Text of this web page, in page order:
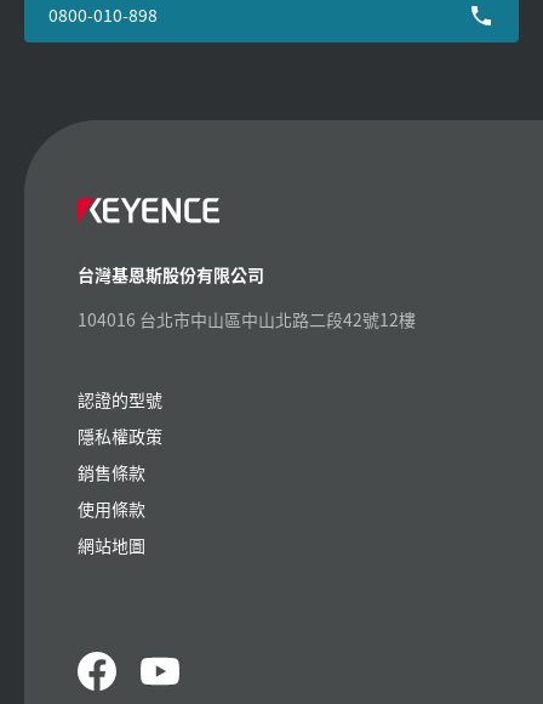
0800-010-898
台灣基恩斯股份有限公司
104016 台北市中山區中山北路二段42號12樓
認證的型號
隱私權政策
銷售條款
使用條款
網站地圖